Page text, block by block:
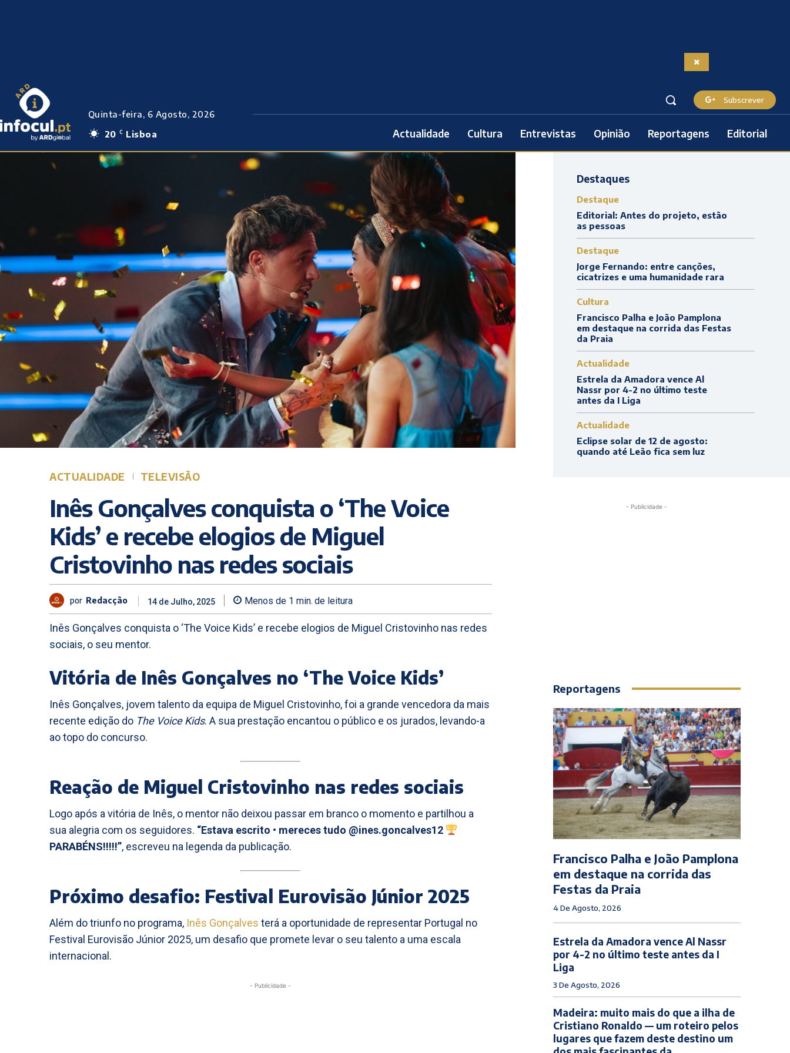
Quinta-feira, 6 Agosto, 2026
20 C Lisboa
Subscrever
Actualidade Cultura Entrevistas Opinião Reportagens Editorial
ACTUALIDADE TELEVISÃO
Inês Gonçalves conquista o ‘The Voice
Kids’ e recebe elogios de Miguel
Cristovinho nas redes sociais
por Redacção 14 de Julho, 2025 Menos de 1 min. de leitura
Inês Gonçalves conquista o ‘The Voice Kids’ e recebe elogios de Miguel Cristovinho nas redes
sociais, o seu mentor.
Vitória de Inês Gonçalves no ‘The Voice Kids’
Inês Gonçalves, jovem talento da equipa de Miguel Cristovinho, foi a grande vencedora da mais
recente edição do The Voice Kids. A sua prestação encantou o público e os jurados, levando-a
ao topo do concurso.
Reação de Miguel Cristovinho nas redes sociais
Logo após a vitória de Inês, o mentor não deixou passar em branco o momento e partilhou a
sua alegria com os seguidores. “Estava escrito • mereces tudo @ines.goncalves12
PARABÉNS!!!!!”, escreveu na legenda da publicação.
Próximo desafio: Festival Eurovisão Júnior 2025
Além do triunfo no programa, Inês Gonçalves terá a oportunidade de representar Portugal no
Festival Eurovisão Júnior 2025, um desafio que promete levar o seu talento a uma escala
internacional.
- Publicidade -
Destaques
Destaque
Editorial: Antes do projeto, estão
as pessoas
Destaque
Jorge Fernando: entre canções,
cicatrizes e uma humanidade rara
Cultura
Francisco Palha e João Pamplona
em destaque na corrida das Festas
da Praia
Actualidade
Estrela da Amadora vence Al
Nassr por 4-2 no último teste
antes da I Liga
Actualidade
Eclipse solar de 12 de agosto:
quando até Leão fica sem luz
- Publicidade -
Reportagens
Francisco Palha e João Pamplona
em destaque na corrida das
Festas da Praia
4 De Agosto, 2026
Estrela da Amadora vence Al Nassr
por 4-2 no último teste antes da I
Liga
3 De Agosto, 2026
Madeira: muito mais do que a ilha de
Cristiano Ronaldo — um roteiro pelos
lugares que fazem deste destino um